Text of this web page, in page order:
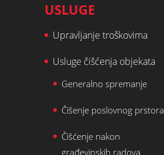
USLUGE
Upravljanje troškovima
Usluge čišćenja objekata
Generalno spremanje
Čišenje poslovnog prstora
Čišćenje nakon
građevinskih radova